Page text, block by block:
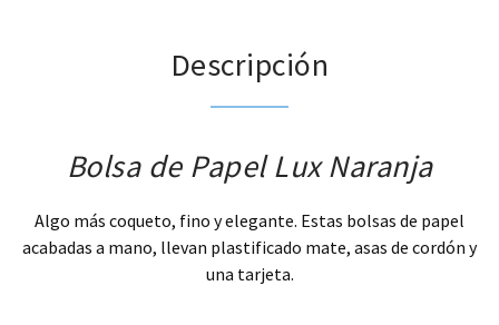
Descripción
Bolsa de Papel Lux Naranja
Algo más coqueto, fino y elegante. Estas bolsas de papel
acabadas a mano, llevan plastificado mate, asas de cordón y
una tarjeta.